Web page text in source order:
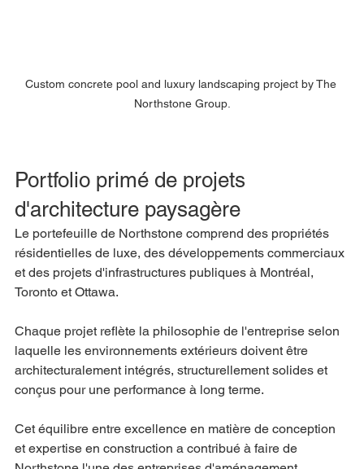
Custom concrete pool and luxury landscaping project by The
Northstone Group.
Portfolio primé de projets
d'architecture paysagère
Le portefeuille de Northstone comprend des propriétés
résidentielles de luxe, des développements commerciaux
et des projets d'infrastructures publiques à Montréal,
Toronto et Ottawa.
Chaque projet reflète la philosophie de l'entreprise selon
laquelle les environnements extérieurs doivent être
architecturalement intégrés, structurellement solides et
conçus pour une performance à long terme.
Cet équilibre entre excellence en matière de conception
et expertise en construction a contribué à faire de